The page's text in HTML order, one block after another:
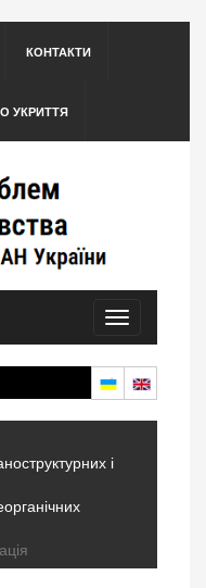
КОНТАКТИ
УКРИТТЯ
Toggle
navigation
і